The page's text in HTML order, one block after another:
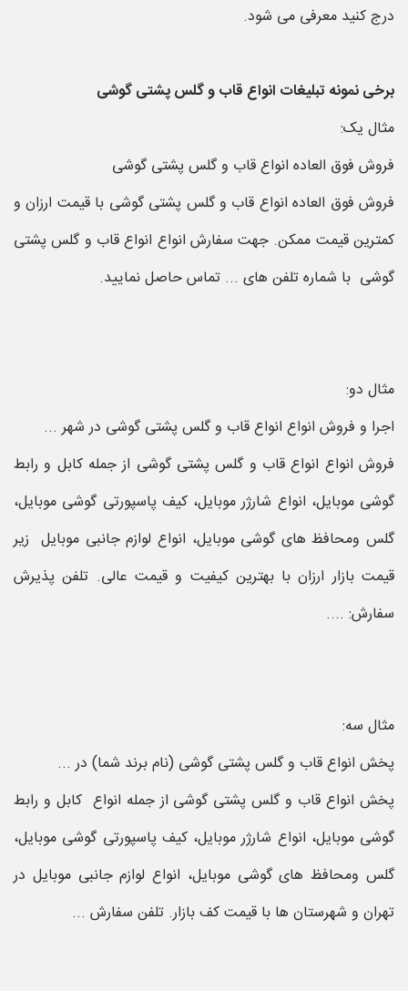
درج کنید معرفی می شود.
برخی نمونه تبلیغات انواع قاب و گلس پشتی گوشی
مثال یک:
فروش فوق العاده انواع قاب و گلس پشتی گوشی
فروش فوق العاده انواع قاب و گلس پشتی گوشی با قیمت ارزان و
کمترین قیمت ممکن. جهت سفارش انواع انواع قاب و گلس پشتی
گوشی با شماره تلفن های ... تماس حاصل نمایید.
مثال دو:
اجرا و فروش انواع انواع قاب و گلس پشتی گوشی در شهر ...
فروش انواع انواع قاب و گلس پشتی گوشی از جمله کابل و رابط
گوشی موبایل، انواع شارژر موبایل، کیف پاسپورتی گوشی موبایل،
گلس ومحافظ های گوشی موبایل، انواع لوازم جانبی موبایل زیر
قیمت بازار ارزان با بهترین کیفیت و قیمت عالی. تلفن پذیرش
سفارش: ....
مثال سه:
پخش انواع قاب و گلس پشتی گوشی (نام برند شما) در ...
پخش انواع قاب و گلس پشتی گوشی از جمله انواع کابل و رابط
گوشی موبایل، انواع شارژر موبایل، کیف پاسپورتی گوشی موبایل،
گلس ومحافظ های گوشی موبایل، انواع لوازم جانبی موبایل در
تهران و شهرستان ها با قیمت کف بازار. تلفن سفارش ...